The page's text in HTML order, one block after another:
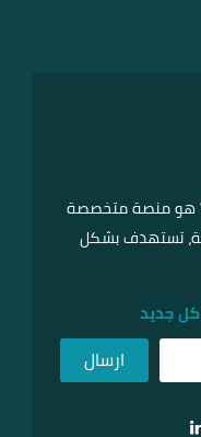
هو منصة متخصصة
تستهدف بشكل
كل جديد